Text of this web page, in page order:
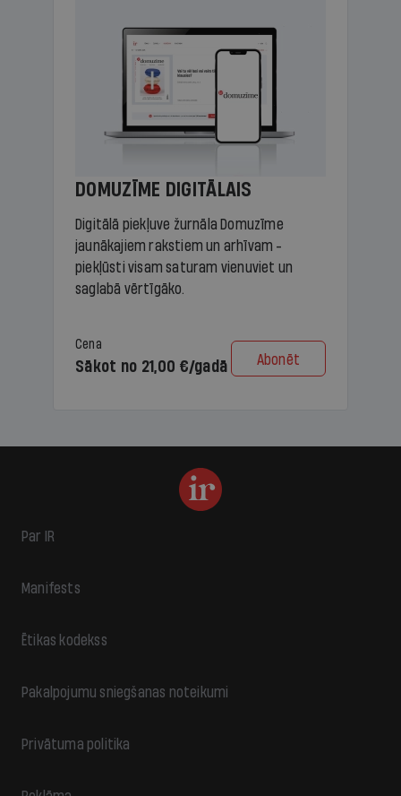
DOMUZĪME DIGITĀLAIS
Digitālā piekļuve žurnāla Domuzīme
jaunākajiem rakstiem un arhīvam -
piekļūsti visam saturam vienuviet un
saglabā vērtīgāko.
Cena
Sākot no 21,00 €/gadā Abonēt
Par IR
Manifests
Ētikas kodekss
Pakalpojumu sniegšanas noteikumi
Privātuma politika